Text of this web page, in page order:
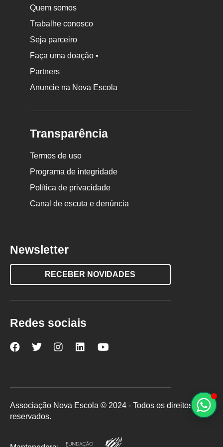
Quem somos
Trabalhe conosco
Seja parceiro
Faça uma doação •
Partners
Anuncie na Nova Escola
Transparência
Termos de uso
Programa de integridade
Política de privacidade
Canal de escuta e denúncia
Newsletter
RECEBER NOVIDADES
Redes sociais
Nova
Facebook
Nova
Twitter
Nova
Instagram
Nova
LinkedInYouTube
Associação Nova Escola © 2024 - Todos os direitos
reservados.